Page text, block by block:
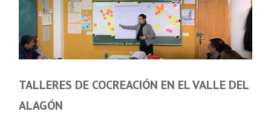
TALLERES DE COCREACIÓN EN EL VALLE DEL
ALAGÓN